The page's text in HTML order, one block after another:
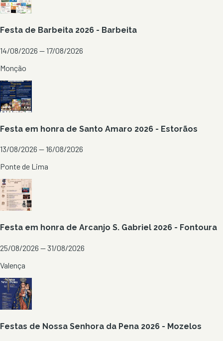
Festa de Barbeita 2026 - Barbeita
14/08/2026 — 17/08/2026
Monção
Festa em honra de Santo Amaro 2026 - Estorãos
13/08/2026 — 16/08/2026
Ponte de Lima
Festa em honra de Arcanjo S. Gabriel 2026 - Fontoura
25/08/2026 — 31/08/2026
Valença
Festas de Nossa Senhora da Pena 2026 - Mozelos